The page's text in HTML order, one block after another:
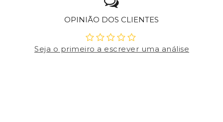
OPINIÃO DOS CLIENTES
Seja o primeiro a escrever uma análise